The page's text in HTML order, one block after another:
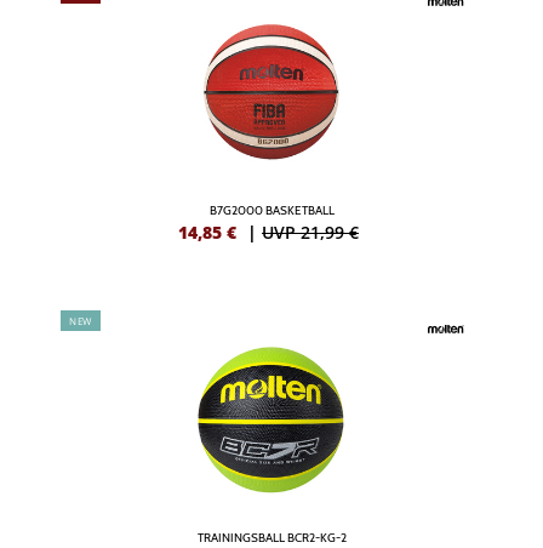
B7G2000 BASKETBALL
14,85 € | UVP 21,99 €
NEW
TRAININGSBALL BCR2-KG-2